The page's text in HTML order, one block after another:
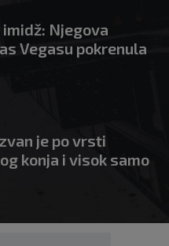
Njegova
Vegasu pokrenula
je po vrsti
konja i visok samo